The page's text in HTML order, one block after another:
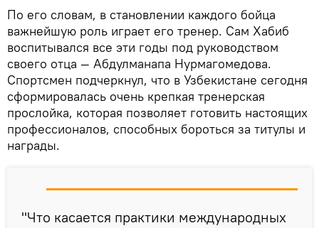
По его словам, в становлении каждого бойца
важнейшую роль играет его тренер. Сам Хабиб
воспитывался все эти годы под руководством
своего отца — Абдулманапа Нурмагомедова.
Спортсмен подчеркнул, что в Узбекистане сегодня
сформировалась очень крепкая тренерская
прослойка, которая позволяет готовить настоящих
профессионалов, способных бороться за титулы и
награды.
"Что касается практики международных